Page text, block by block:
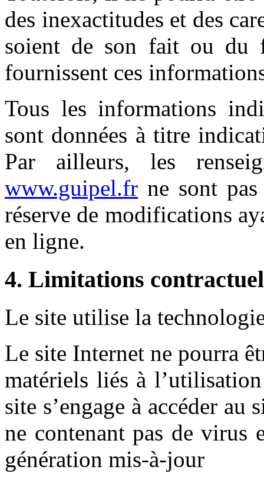
des inexactitudes et des
soient de son fait ou du
fournissent ces
Tous les informations
sont données à titre
Par ailleurs, les
www.guipel.fr ne sont
réserve de modifications
en ligne.
4. Limitations
Le site utilise la
Le site Internet ne pourra
matériels liés à
site s’engage à accéder
ne contenant pas de virus
génération mis-à-jour